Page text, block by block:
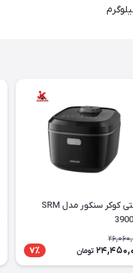
مولتی کوکر سنکور مدل SRM
تومان 7٪